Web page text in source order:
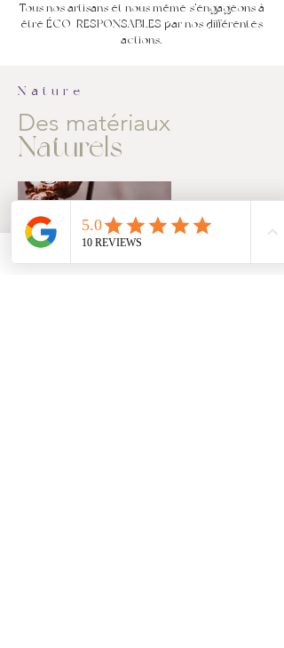
Tous nos artisans et nous même s'engageons à
être ÉCO-RESPONSABLES par nos différentes
actions.
Nature
Des matériaux
Naturels